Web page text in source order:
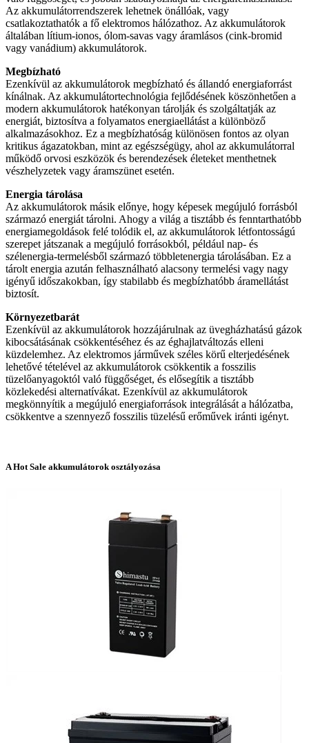
Az akkumulátorrendszerek lehetnek önállóak, vagy
csatlakoztathatók a fő elektromos hálózathoz. Az akkumulátorok
általában lítium-ionos, ólom-savas vagy áramlásos (cink-bromid
vagy vanádium) akkumulátorok.
Megbízható
Ezenkívül az akkumulátorok megbízható és állandó energiaforrást
kínálnak. Az akkumulátortechnológia fejlődésének köszönhetően a
modern akkumulátorok hatékonyan tárolják és szolgáltatják az
energiát, biztosítva a folyamatos energiaellátást a különböző
alkalmazásokhoz. Ez a megbízhatóság különösen fontos az olyan
kritikus ágazatokban, mint az egészségügy, ahol az akkumulátorral
működő orvosi eszközök és berendezések életeket menthetnek
vészhelyzetek vagy áramszünet esetén.
Energia tárolása
Az akkumulátorok másik előnye, hogy képesek megújuló forrásból
származó energiát tárolni. Ahogy a világ a tisztább és fenntarthatóbb
energiamegoldások felé tolódik el, az akkumulátorok létfontosságú
szerepet játszanak a megújuló forrásokból, például nap- és
szélenergia-termelésből származó többletenergia tárolásában. Ez a
tárolt energia azután felhasználható alacsony termelési vagy nagy
igényű időszakokban, így stabilabb és megbízhatóbb áramellátást
biztosít.
Környezetbarát
Ezenkívül az akkumulátorok hozzájárulnak az üvegházhatású gázok
kibocsátásának csökkentéséhez és az éghajlatváltozás elleni
küzdelemhez. Az elektromos járművek széles körű elterjedésének
lehetővé tételével az akkumulátorok csökkentik a fosszilis
tüzelőanyagoktól való függőséget, és elősegítik a tisztább
közlekedési alternatívákat. Ezenkívül az akkumulátorok
megkönnyítik a megújuló energiaforrások integrálását a hálózatba,
csökkentve a szennyező fosszilis tüzelésű erőművek iránti igényt.
A Hot Sale akkumulátorok osztályozása